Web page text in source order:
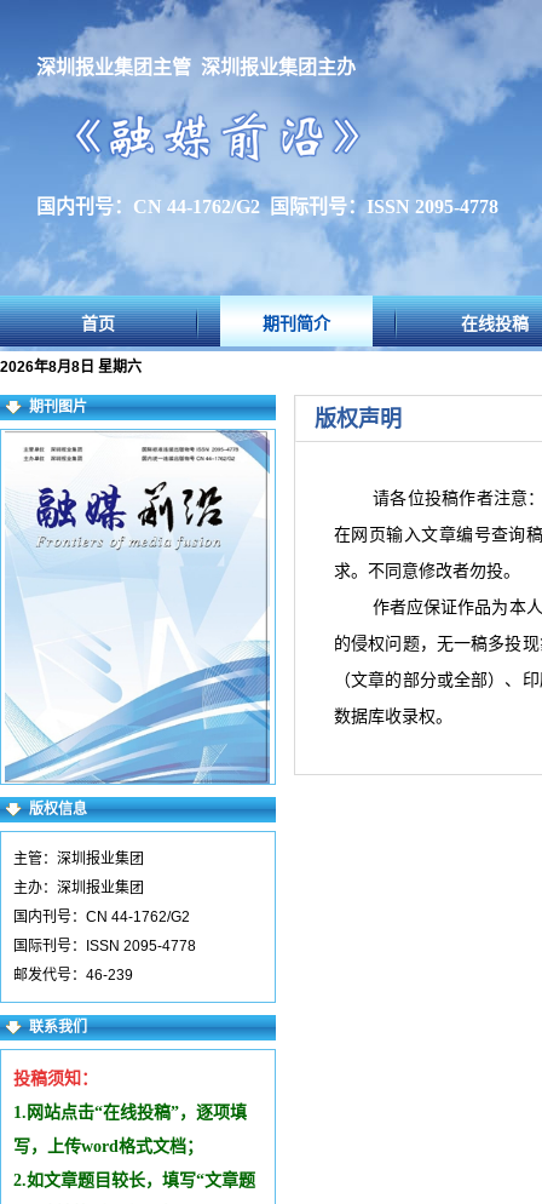
深圳报业集团主管 深圳报业集团主办
国内刊号：CN 44-1762/G2 国际刊号：ISSN 2095-4778
首页 期刊简介 在线投稿
2026年8月8日 星期六
期刊图片
版权信息
主管：深圳报业集团
主办：深圳报业集团
国内刊号：CN 44-1762/G2
国际刊号：ISSN 2095-4778
邮发代号：46-239
联系我们
投稿须知：
1.网站点击“在线投稿”，逐项填
写，上传word格式文档；
2.如文章题目较长，填写“文章题
版权声明
请各位投稿作者注意
在网页输入文章编号查询
求。不同意修改者勿投。
作者应保证作品为本
的侵权问题，无一稿多投
（文章的部分或全部）、
数据库收录权。